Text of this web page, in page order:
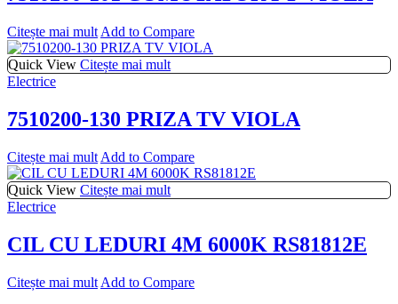
Citește mai mult Add to Compare
Quick View Citește mai mult
Electrice
7510200-130 PRIZA TV VIOLA
Citește mai mult Add to Compare
Quick View Citește mai mult
Electrice
CIL CU LEDURI 4M 6000K RS81812E
Citește mai mult Add to Compare